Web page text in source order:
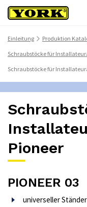
Einleitung >Produktion
Schraubstöcke für
Schraubstöcke für
Pioneer
PIONEER 03
universeller